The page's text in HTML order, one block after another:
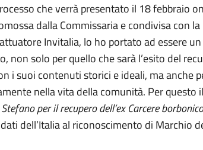
che verrà presentato il 18 febbraio
dalla Commissaria e condivisa con
Invitalia, lo ho portato ad essere
non solo per quello che sarà l’esito del
i suoi contenuti storici e ideali, ma anche
nella vita della comunità. Per questo il
per il recupero dell’ex Carcere
dell’Italia al riconoscimento di Marchio